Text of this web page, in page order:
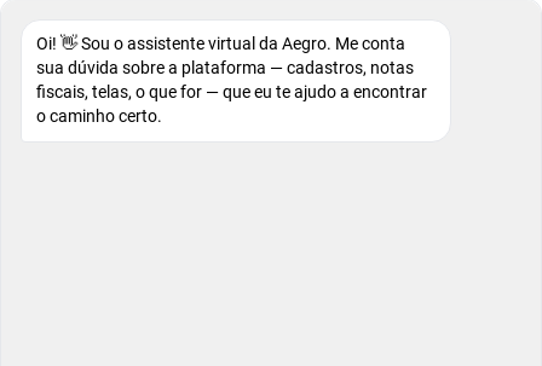
Oi! 👋 Sou o assistente virtual da Aegro. Me conta
sua dúvida sobre a plataforma — cadastros, notas
fiscais, telas, o que for — que eu te ajudo a encontrar
o caminho certo.